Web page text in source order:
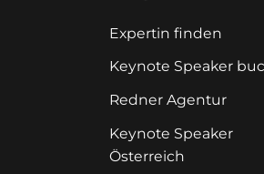
Expertin finden
Keynote Speaker
Redner Agentur
Keynote Speaker
Österreich